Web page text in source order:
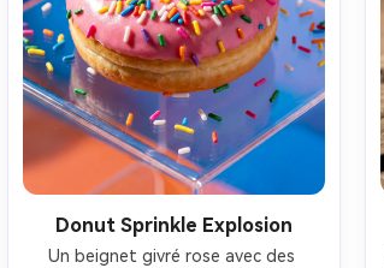
Donut Sprinkle Explosion
Un beignet givré rose avec des